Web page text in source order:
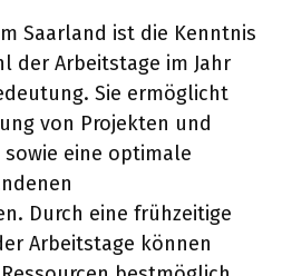
Saarland ist die Kenntnis
der Arbeitstage im Jahr
Sie ermöglicht
von Projekten und
eine optimale
Durch eine frühzeitige
Arbeitstage können